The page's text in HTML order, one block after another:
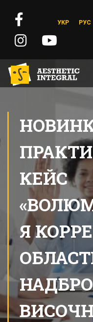
УКР РУС
КЕЙС
Я